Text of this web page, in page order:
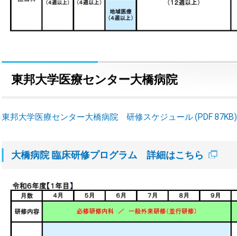
東邦大学医療センター大橋病院
東邦大学医療センター大橋病院 研修スケジュール (PDF 87KB)
大橋病院 臨床研修プログラム 詳細はこちら